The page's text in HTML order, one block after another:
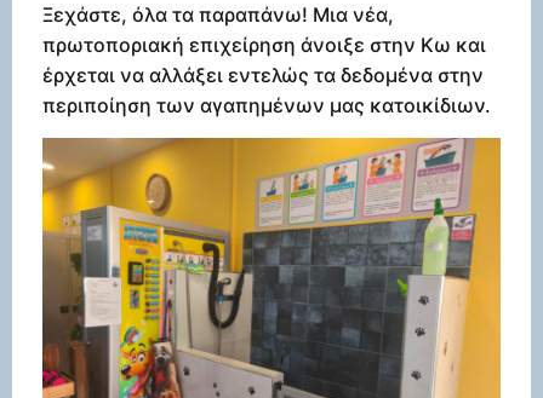
Ξεχάστε, όλα τα παραπάνω! Μια νέα,
πρωτοποριακή επιχείρηση άνοιξε στην Κω και
έρχεται να αλλάξει εντελώς τα δεδομένα στην
περιποίηση των αγαπημένων μας κατοικίδιων.